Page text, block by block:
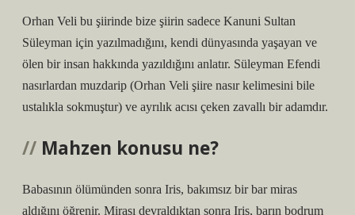
Orhan Veli bu şiirinde bize şiirin sadece Kanuni Sultan
Süleyman için yazılmadığını, kendi dünyasında yaşayan ve
ölen bir insan hakkında yazıldığını anlatır. Süleyman Efendi
nasırlardan muzdarip (Orhan Veli şiire nasır kelimesini bile
ustalıkla sokmuştur) ve ayrılık acısı çeken zavallı bir adamdır.
Mahzen konusu ne?
Babasının ölümünden sonra Iris, bakımsız bir bar miras
aldığını öğrenir. Mirası devraldıktan sonra Iris, barın bodrum